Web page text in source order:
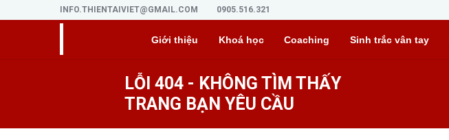
INFO.THIENTAIVIET@GMAIL.COM 0905.516.321
Giới thiệu Khoá học Coaching Sinh trắc vân tay
LỖI 404 - KHÔNG TÌM THẤY
TRANG BẠN YÊU CẦU